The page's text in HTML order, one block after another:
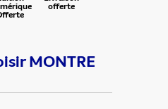
offerte
MONTRE